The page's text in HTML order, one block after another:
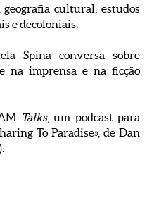
cultural, estudos
e decoloniais.
Spina conversa sobre
na imprensa e na ficção
Talks, um podcast para
To Paradise», de Dan